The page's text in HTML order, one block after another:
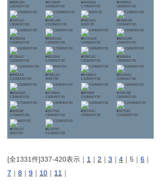
#8BB1B0
C50M20Y30
#6CA8AF
C60M20Y30
#44A0AE
C70M20Y30
#0098AD
C80M20Y30
#0091AC
C90M20Y30
#008CAB
C100M20Y30
#F8C5AC
M30Y30
#E6BFAB
C10M30Y30
#D2B8AB
C20M30Y30
#BEB1AA
C30M30Y30
#A7AAA9
C40M30Y30
#8DA2A8
C50M30Y30
#719AA7
C60M30Y30
#4E93A6
C70M30Y30
#008CA5
C80M30Y30
#0086A4
C90M30Y30
#0081A4
C100M30Y30
#F5B1A2
M40Y30
#E4ABA1
C10M40Y30
#D1A6A1
C20M40Y30
#BDA0A0
C30M40Y30
#A799A0
C40M40Y30
#8F939F
C50M40Y30
#758C9E
C60M40Y30
#56859E
C70M40Y30
#267F9D
C80M40Y30
#007A9C
C90M40Y30
#00759C
C100M40Y30
#F29C97
M50Y30
#E19797
C10M50Y30
[全1331件]337-420表示｜ 1 ｜ 2 ｜ 3 ｜ 4 ｜5｜ 6 ｜
7 ｜ 8 ｜ 9 ｜ 10 ｜ 11 ｜